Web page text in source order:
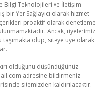
Bilgi Teknolojileri ve İletişim
bir Yer Sağlayıcı olarak hizmet
proaktif olarak denetleme
Ancak, üyelerimiz
taşımakta olup, siteye üye olarak
olduğunu düşündüğünüz
adresine bildirmeniz
sitemizden kaldırılacaktır.